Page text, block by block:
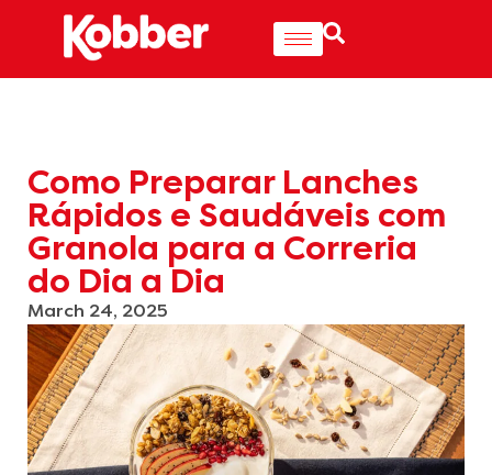
Como Preparar Lanches
Rápidos e Saudáveis com
Granola para a Correria
do Dia a Dia
March 24, 2025